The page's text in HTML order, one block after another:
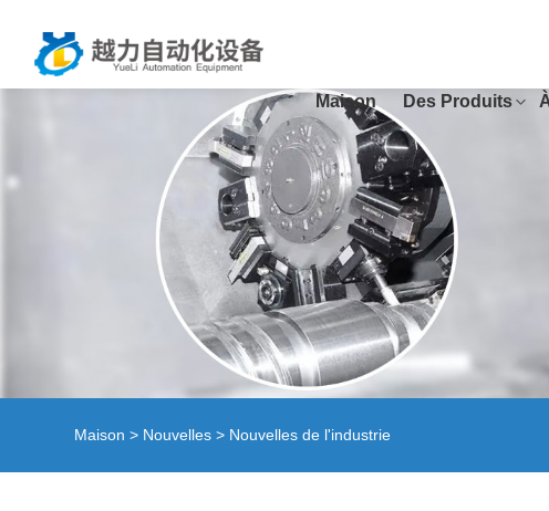
Maison Des Produits
Maison > Nouvelles > Nouvelles de l'industrie